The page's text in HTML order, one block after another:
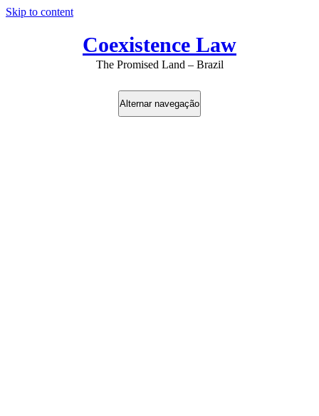
Skip to content
Coexistence Law
The Promised Land – Brazil
Alternar navegação